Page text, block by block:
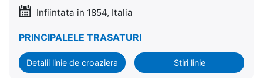
Infiintata in 1854, Italia
PRINCIPALELE TRASATURI
Detalii linie de croaziera Stiri linie